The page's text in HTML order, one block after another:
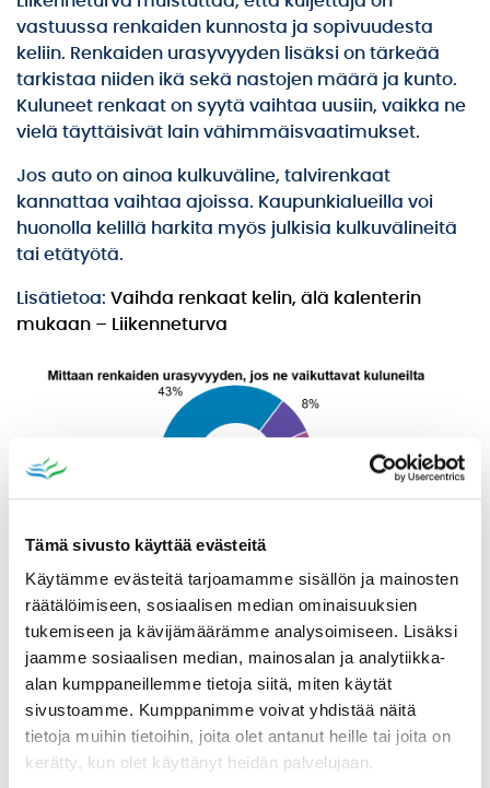
Tämä sivusto käyttää evästeitä
Käytämme evästeitä tarjoamamme sisällön ja mainosten
räätälöimiseen, sosiaalisen median ominaisuuksien
tukemiseen ja kävijämäärämme analysoimiseen. Lisäksi
jaamme sosiaalisen median, mainosalan ja analytiikka-
alan kumppaneillemme tietoja siitä, miten käytät
sivustoamme. Kumppanimme voivat yhdistää näitä
tietoja muihin tietoihin, joita olet antanut heille tai joita on
kerätty, kun olet käyttänyt heidän palvelujaan.
vastuussa renkaiden kunnosta ja sopivuudesta
keliin. Renkaiden urasyvyyden lisäksi on tärkeää
tarkistaa niiden ikä sekä nastojen määrä ja kunto.
Kuluneet renkaat on syytä vaihtaa uusiin, vaikka ne
vielä täyttäisivät lain vähimmäisvaatimukset.
Jos auto on ainoa kulkuväline, talvirenkaat
kannattaa vaihtaa ajoissa. Kaupunkialueilla voi
huonolla kelillä harkita myös julkisia kulkuvälineitä
tai etätyötä.
Lisätietoa: Vaihda renkaat kelin, älä kalenterin
mukaan – Liikenneturva